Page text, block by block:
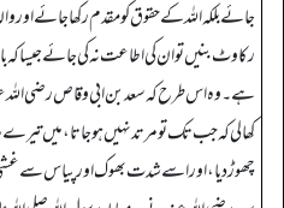
جائے بلکہ اللہ کے حقوق کو مقدم رکھا جائے اور
رکاوٹ بنیں تو ان کی اطاعت نہ کی جائے
ہے۔ وہ اس طرح کہ سعد بن ابی وقاص رضی اللہ
کھا لی کہ جب تک تو مرتد نہیں ہو جاتا، میں تیرے
چھوڑ دیا، اور اسے شدت بھوک اور پیاس